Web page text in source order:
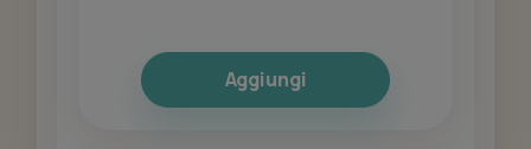
Aggiungi